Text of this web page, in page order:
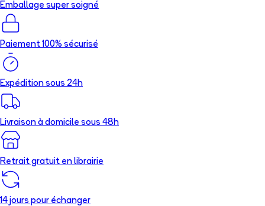
Emballage super soigné
Paiement 100% sécurisé
Expédition sous 24h
Livraison à domicile sous 48h
Retrait gratuit en librairie
14 jours pour échanger